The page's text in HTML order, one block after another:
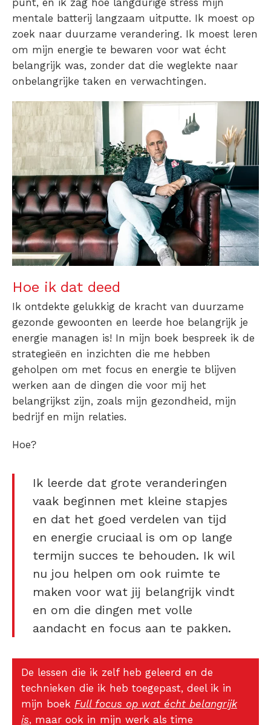
punt, en ik zag hoe langdurige stress mijn
mentale batterij langzaam uitputte. Ik moest op
zoek naar duurzame verandering. Ik moest leren
om mijn energie te bewaren voor wat écht
belangrijk was, zonder dat die weglekte naar
onbelangrijke taken en verwachtingen.
Hoe ik dat deed
Ik ontdekte gelukkig de kracht van duurzame
gezonde gewoonten en leerde hoe belangrijk je
energie managen is! In mijn boek bespreek ik de
strategieën en inzichten die me hebben
geholpen om met focus en energie te blijven
werken aan de dingen die voor mij het
belangrijkst zijn, zoals mijn gezondheid, mijn
bedrijf en mijn relaties.
Hoe?
Ik leerde dat grote veranderingen
vaak beginnen met kleine stapjes
en dat het goed verdelen van tijd
en energie cruciaal is om op lange
termijn succes te behouden. Ik wil
nu jou helpen om ook ruimte te
maken voor wat jij belangrijk vindt
en om die dingen met volle
aandacht en focus aan te pakken.
De lessen die ik zelf heb geleerd en de
technieken die ik heb toegepast, deel ik in
mijn boek Full focus op wat écht belangrijk
is, maar ook in mijn werk als time